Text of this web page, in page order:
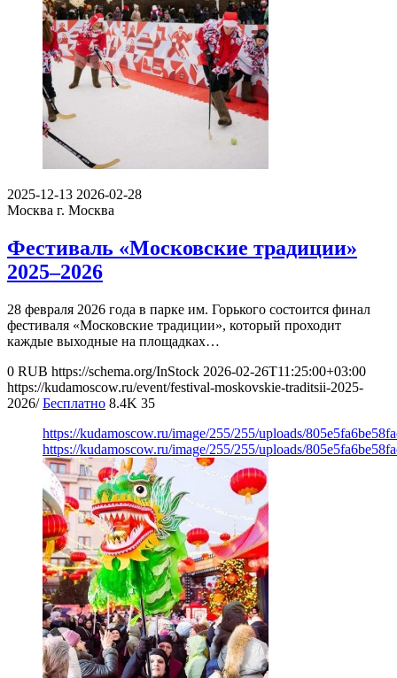
2025-12-13 2026-02-28
Москва г. Москва
Фестиваль «Московские традиции»
2025–2026
28 февраля 2026 года в парке им. Горького состоится финал
фестиваля «Московские традиции», который проходит
каждые выходные на площадках…
0 RUB https://schema.org/InStock 2026-02-26T11:25:00+03:00
https://kudamoscow.ru/event/festival-moskovskie-traditsii-2025-
2026/ Бесплатно 8.4K 35
https://kudamoscow.ru/image/255/255/uploads/
https://kudamoscow.ru/image/255/255/uploads/